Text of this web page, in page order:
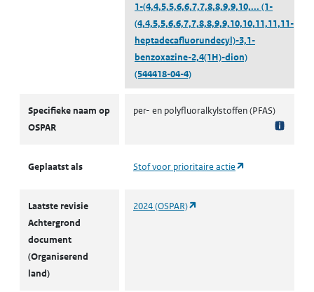
1-(4,4,5,5,6,6,7,7,8,8,9,9,10,... (1-
(4,4,5,5,6,6,7,7,8,8,9,9,10,10,11,11,11-
heptadecafluorundecyl)-3,1-
benzoxazine-2,4(1H)-dion)
(544418-04-4)
Specifieke naam op
OSPAR
per- en polyfluoralkylstoffen (PFAS)
Geplaatst als Stof voor prioritaire actie
Laatste revisie
Achtergrond
document
(Organiserend
land)
2024 (OSPAR)